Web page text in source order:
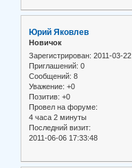
Юрий Яковлев
Новичок
Зарегистрирован: 2011-03-22
Приглашений: 0
Сообщений: 8
Уважение: +0
Позитив: +0
Провел на форуме:
4 часа 2 минуты
Последний визит:
2011-06-06 17:33:48